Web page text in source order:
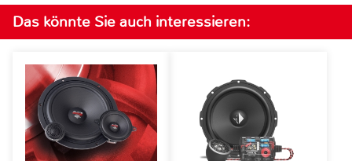
Das könnte Sie auch interessieren: